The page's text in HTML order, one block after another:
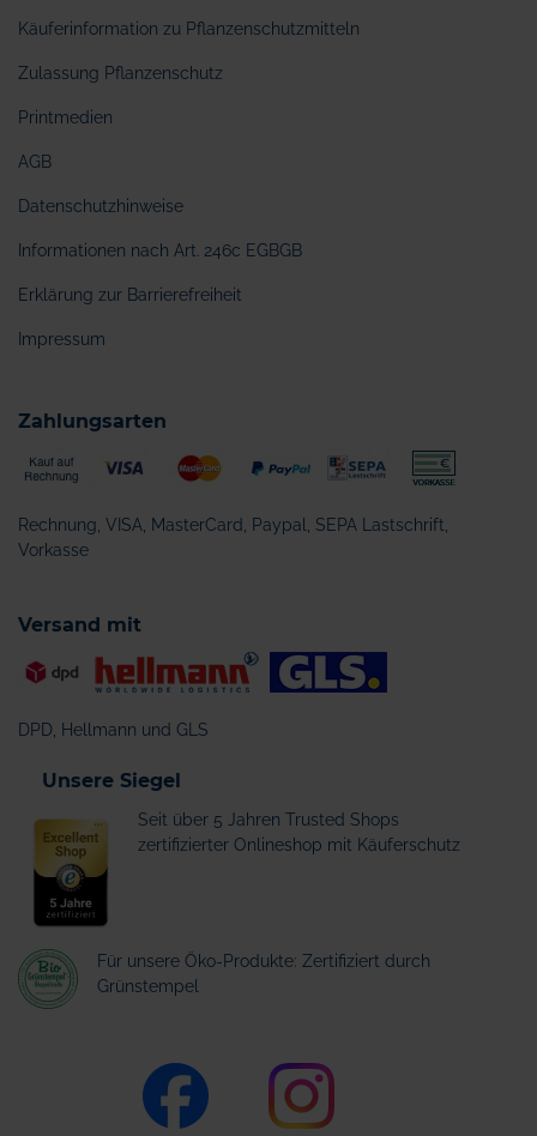
Käuferinformation zu Pflanzenschutzmitteln
Zulassung Pflanzenschutz
Printmedien
AGB
Datenschutzhinweise
Informationen nach Art. 246c EGBGB
Erklärung zur Barrierefreiheit
Impressum
Zahlungsarten
Rechnung, VISA, MasterCard, Paypal, SEPA Lastschrift,
Vorkasse
Versand mit
DPD, Hellmann und GLS
Unsere Siegel
Seit über 5 Jahren Trusted Shops
zertifizierter Onlineshop mit Käuferschutz
Für unsere Öko-Produkte: Zertifiziert durch
Grünstempel